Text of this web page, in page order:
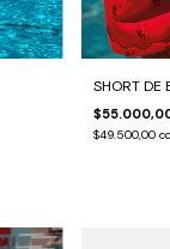
SHORT DE
$49.500,00